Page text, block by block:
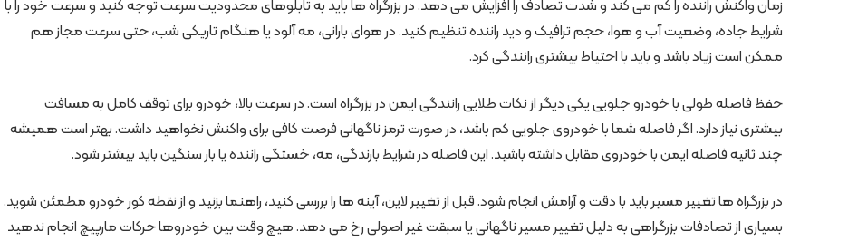
زمان واکنش راننده را کم می کند و شدت تصادف را افزایش می دهد. در بزرگراه ها باید به تابلوهای محدودیت سرعت توجه کنید و سرعت خود را با
شرایط جاده، وضعیت آب و هوا، حجم ترافیک و دید راننده تنظیم کنید. در هوای بارانی، مه آلود یا هنگام تاریکی شب، حتی سرعت مجاز هم
ممکن است زیاد باشد و باید با احتیاط بیشتری رانندگی کرد.
حفظ فاصله طولی با خودرو جلویی یکی دیگر از نکات طلایی رانندگی ایمن در بزرگراه است. در سرعت بالا، خودرو برای توقف کامل به مسافت
بیشتری نیاز دارد. اگر فاصله شما با خودروی جلویی کم باشد، در صورت ترمز ناگهانی فرصت کافی برای واکنش نخواهید داشت. بهتر است همیشه
چند ثانیه فاصله ایمن با خودروی مقابل داشته باشید. این فاصله در شرایط بارندگی، مه، خستگی راننده یا بار سنگین باید بیشتر شود.
در بزرگراه ها تغییر مسیر باید با دقت و آرامش انجام شود. قبل از تغییر لاین، آینه ها را بررسی کنید، راهنما بزنید و از نقطه کور خودرو مطمئن شوید.
بسیاری از تصادفات بزرگراهی به دلیل تغییر مسیر ناگهانی یا سبقت غیر اصولی رخ می دهد. هیچ وقت بین خودروها حرکات مارپیچ انجام ندهید